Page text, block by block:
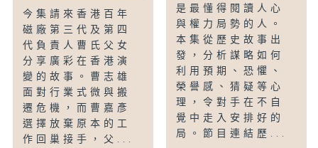
今集請來香港百年
磁廠第三代及第四
代負責人曹氏父女
分享廣彩在香港演
變的故事。曹志雄
面對行業式微與搬
遷危機，而曹嘉彥
選擇放棄原本的工
作回巢接手，父...
是最懂得閱讀人心
與權力局勢的人。
本集從歷史故事出
發，分析謀略如何
利用預期、恐懼、
榮譽感、猜疑等心
理，令對手在不自
覺中走入安排好的
局。節目連結歷...